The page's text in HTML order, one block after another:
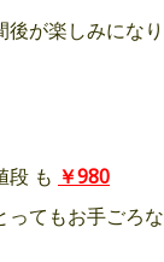
になり
も ￥980
ごろな